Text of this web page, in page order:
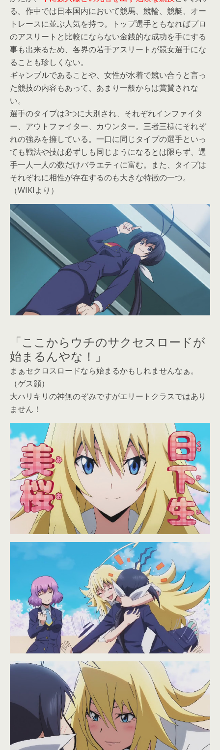
る。作中では日本国内において競馬、競輪、競艇、オー
トレースに並ぶ人気を持つ。トップ選手ともなればプロ
のアスリートと比較にならない金銭的な成功を手にする
事も出来るため、各界の若手アスリートが競女選手にな
ることも珍しくない。
ギャンブルであることや、女性が水着で競い合うと言っ
た競技の内容もあって、あまり一般からは賞賛されな
い。
選手のタイプは3つに大別され、それぞれインファイタ
ー、アウトファイター、カウンター。三者三様にそれぞ
れの強みを擁している。一口に同じタイプの選手といっ
ても戦法や技は必ずしも同じようになるとは限らず、選
手一人一人の数だけバラエティに富む。また、タイプは
それぞれに相性が存在するのも大きな特徴の一つ。
（WIKIより）
「ここからウチのサクセスロードが
始まるんやな！」
まぁセクロスロードなら始まるかもしれませんなぁ。
（ゲス顔）
大ハリキリの神無のぞみですがエリートクラスではあり
ません！